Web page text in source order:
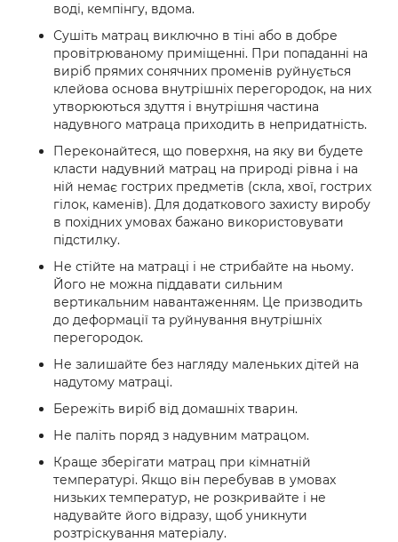
воді, кемпінгу, вдома.
Сушіть матрац виключно в тіні або в добре
провітрюваному приміщенні. При попаданні на
виріб прямих сонячних променів руйнується
клейова основа внутрішніх перегородок, на них
утворюються здуття і внутрішня частина
надувного матраца приходить в непридатність.
Переконайтеся, що поверхня, на яку ви будете
класти надувний матрац на природі рівна і на
ній немає гострих предметів (скла, хвої, гострих
гілок, каменів). Для додаткового захисту виробу
в похідних умовах бажано використовувати
підстилку.
Не стійте на матраці і не стрибайте на ньому.
Його не можна піддавати сильним
вертикальним навантаженням. Це призводить
до деформації та руйнування внутрішніх
перегородок.
Не залишайте без нагляду маленьких дітей на
надутому матраці.
Бережіть виріб від домашніх тварин.
Не паліть поряд з надувним матрацом.
Краще зберігати матрац при кімнатній
температурі. Якщо він перебував в умовах
низьких температур, не розкривайте і не
надувайте його відразу, щоб уникнути
розтріскування матеріалу.